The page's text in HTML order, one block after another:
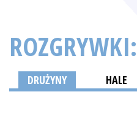
ROZGRYWKI:
DRUŻYNY HALE